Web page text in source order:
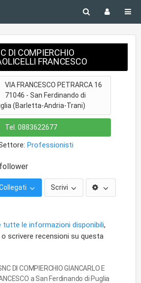
DI COMPIERCHIO
FRANCESCO
VIA FRANCESCO PETRARCA 16
71046 - San Ferdinando di
(Barletta-Andria-Trani)
Tel. 0883622677
Professionisti
follower
Scrivi
tutte le informazioni disponibili,
scrivere recensioni su questa
DI COMPIERCHIO GIANCARLO E
a San Ferdinando di Puglia